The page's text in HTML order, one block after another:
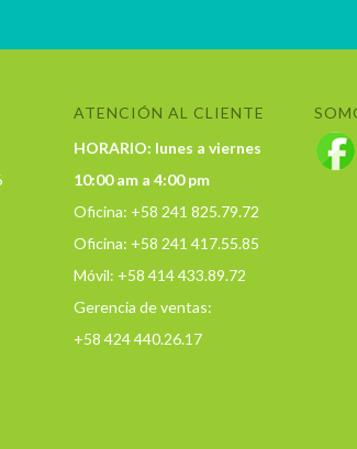
ATENCIÓN AL CLIENTE
HORARIO: lunes a viernes
10:00 am a 4:00 pm
Oficina: +58 241 825.79.72
Oficina: +58 241 417.55.85
Móvil: +58 414 433.89.72
Gerencia de ventas:
+58 424 440.26.17